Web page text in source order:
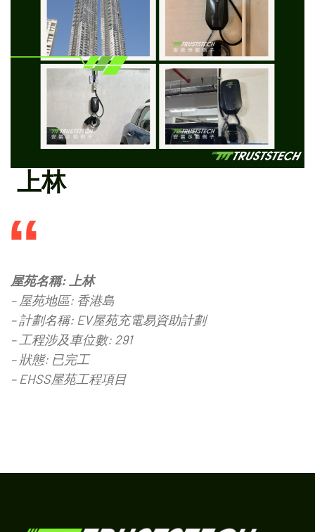
上林
屋苑名稱: 上林
– 屋苑地區: 香港島
– 計劃名稱: EV屋苑充電易資助計劃
– 工程涉及車位數: 291
– 狀態: 已完工
– EHSS屋苑工程項目